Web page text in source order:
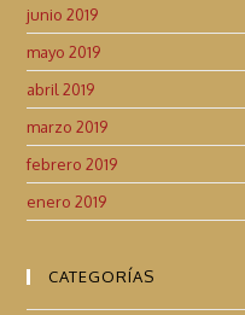
junio 2019
mayo 2019
abril 2019
marzo 2019
febrero 2019
enero 2019
CATEGORÍAS